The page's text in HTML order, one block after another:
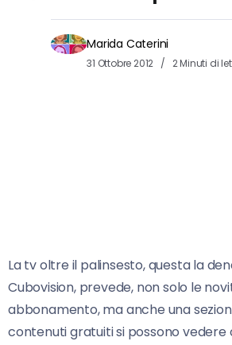
Marida Caterini
31 Ottobre 2012 2 Minuti di
La tv oltre il palinsesto, questa la
Cubovision, prevede, non solo le
abbonamento, ma anche una
contenuti gratuiti si possono vedere